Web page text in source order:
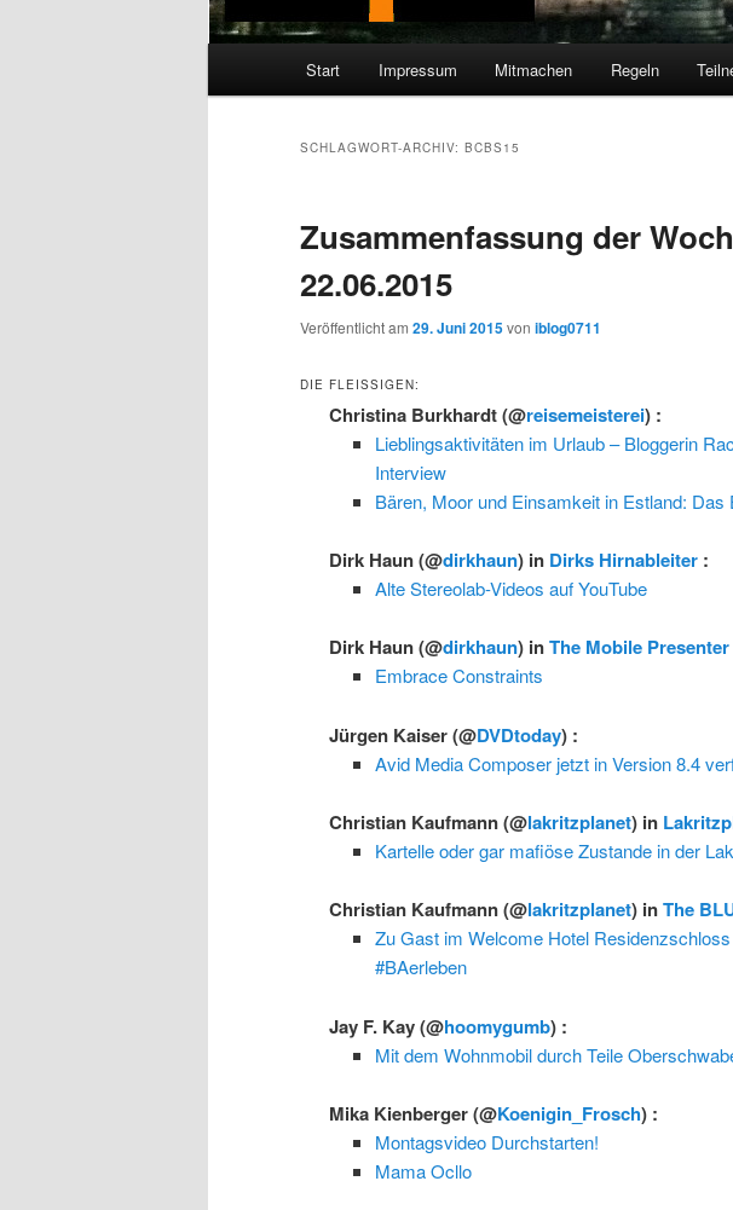
Start Impressum Mitmachen Regeln
SCHLAGWORT-ARCHIV: BCBS15
Zusammenfassung der
22.06.2015
Veröffentlicht am 29. Juni 2015von iblog0711
DIE FLEISSIGEN:
Christina Burkhardt(@reisemeisterei) :
Lieblingsaktivitäten im Urlaub – Bloggerin
Interview
Bären, Moor und Einsamkeit in Estland:
Dirk Haun(@dirkhaun) in Dirks Hirnableiter :
Alte Stereolab-Videos auf YouTube
Dirk Haun(@dirkhaun) inThe Mobile
Embrace Constraints
Jürgen Kaiser(@DVDtoday) :
Avid Media Composer jetzt in Version 8.4
Christian Kaufmann(@lakritzplanet) in
Kartelle oder gar mafiöse Zustande in der
Christian Kaufmann(@lakritzplanet) inThe
Zu Gast im Welcome Hotel
#BAerleben
Jay F. Kay(@hoomygumb) :
Mit dem Wohnmobil durch Teile
Mika Kienberger(@Koenigin_Frosch) :
Montagsvideo Durchstarten!
Mama Ocllo